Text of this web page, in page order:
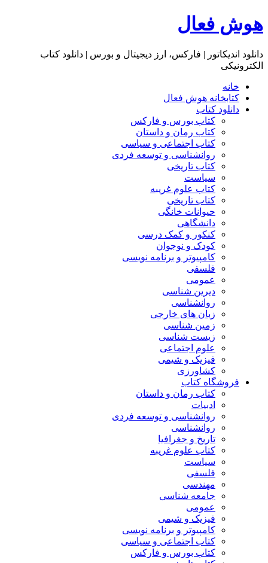
هوش فعال
دانلود اندیکاتور | فارکس، ارز دیجیتال و بورس | دانلود کتاب
الکترونیکی
خانه
کتابخانه هوش فعال
دانلود کتاب
کتاب بورس و فارکس
کتاب رمان و داستان
کتاب اجتماعی و سیاسی
روانشناسی و توسعه فردی
کتاب تاریخی
سیاست
کتاب علوم غریبه
کتاب تاریخی
حیوانات خانگی
دانشگاهی
کنکور و کمک‌ درسی
کودک و نوجوان
کامپیوتر و برنامه نویسی
فلسفی
عمومی
دیرین شناسی
روانشناسی
زبان های خارجی
زمین شناسی
زیست شناسی
علوم اجتماعی
فیزیک و شیمی
کشاورزی
فروشگاه کتاب
کتاب رمان و داستان
ادبیات
روانشناسی و توسعه فردی
روانشناسی
تاریخ و جغرافیا
کتاب علوم غریبه
سیاست
فلسفی
مهندسی
جامعه شناسی
عمومی
فیزیک و شیمی
کامپیوتر و برنامه نویسی
کتاب اجتماعی و سیاسی
کتاب بورس و فارکس